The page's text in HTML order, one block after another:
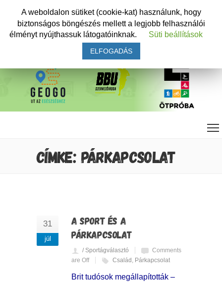
CÍMKE: PÁRKAPCSOLAT
31
júl
A SPORT ÉS A
PÁRKAPCSOLAT
/ Sportágválasztó
Comments
are Off
Család, Párkapcsolat
Brit tudósok megállapították –
A weboldalon sütiket (cookie-kat) használunk, hogy
biztonságos böngészés mellett a legjobb felhasználói
élményt nyújthassuk látogatóinknak.
Süti beállítások
ELFOGADÁS